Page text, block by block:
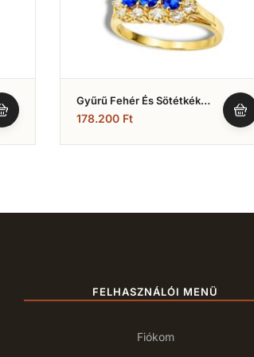
Gyűrű Fehér És Sötétkék
Cirkónia Kövekkel (Nr.1)
178.200 Ft
FELHASZNÁLÓI MENÜ
Fiókom